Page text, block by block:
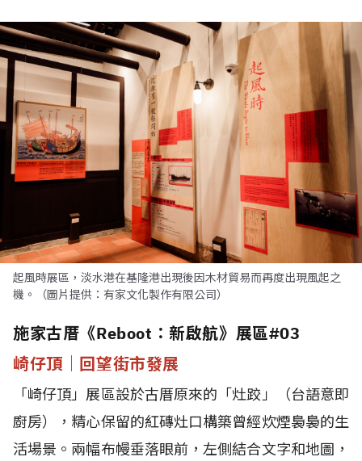
起風時展區，淡水港在基隆港出現後因木材貿易而再度出現風起之
機。（圖片提供：有家文化製作有限公司）
施家古厝《Reboot：新啟航》展區#03
崎仔頂｜回望街市發展
「崎仔頂」展區設於古厝原來的「灶跤」（台語意即
廚房），精心保留的紅磚灶口構築曾經炊煙裊裊的生
活場景。兩幅布幔垂落眼前，左側結合文字和地圖，